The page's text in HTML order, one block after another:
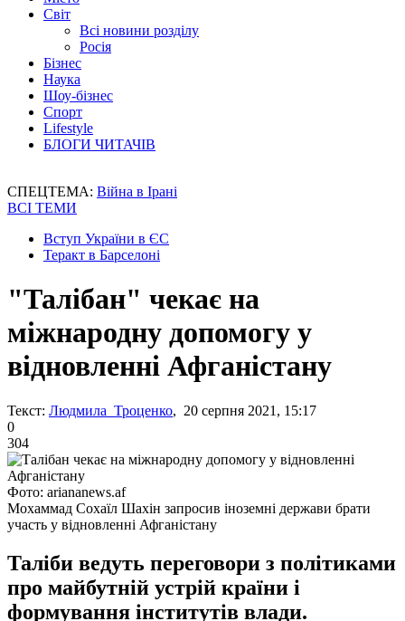
Світ
Всі новини розділу
Росія
Бізнес
Наука
Шоу-бізнес
Спорт
Lifestyle
БЛОГИ ЧИТАЧІВ
СПЕЦТЕМА: Війна в Ірані
ВСІ ТЕМИ
Вступ України в ЄС
Теракт в Барселоні
"Талібан" чекає на
міжнародну допомогу у
відновленні Афганістану
Текст: Людмила Троценко, 20 серпня 2021, 15:17
0
304
Фото: ariananews.af
Мохаммад Сохаїл Шахін запросив іноземні держави брати
участь у відновленні Афганістану
Таліби ведуть переговори з політиками
про майбутній устрій країни і
формування інститутів влади.